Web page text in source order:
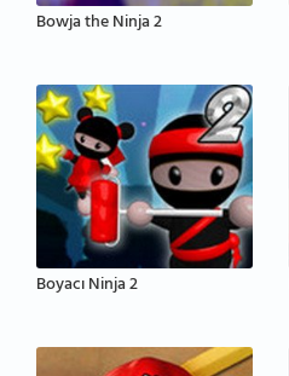
Bowja the Ninja 2
Boyacı Ninja 2